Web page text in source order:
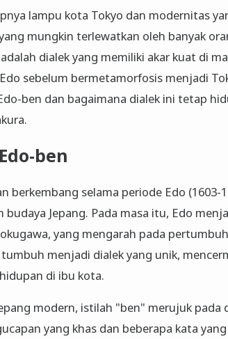
lampu kota Tokyo dan modernitas
mungkin terlewatkan oleh banyak
dialek yang memiliki akar kuat di
sebelum bermetamorfosis menjadi
ben dan bagaimana dialek ini tetap
ben
berkembang selama periode Edo (1603-
Jepang. Pada masa itu, Edo
yang mengarah pada
menjadi dialek yang unik,
di ibu kota.
modern, istilah "ben" merujuk pada
yang khas dan beberapa kata